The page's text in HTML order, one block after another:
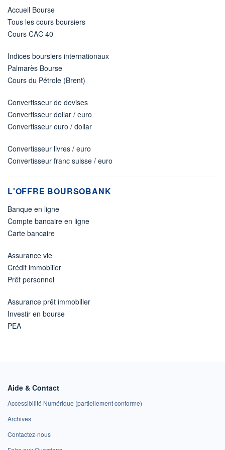
Accueil Bourse
Tous les cours boursiers
Cours CAC 40
Indices boursiers internationaux
Palmarès Bourse
Cours du Pétrole (Brent)
Convertisseur de devises
Convertisseur dollar / euro
Convertisseur euro / dollar
Convertisseur livres / euro
Convertisseur franc suisse / euro
L'OFFRE BOURSOBANK
Banque en ligne
Compte bancaire en ligne
Carte bancaire
Assurance vie
Crédit immobilier
Prêt personnel
Assurance prêt immobilier
Investir en bourse
PEA
Aide & Contact
Accessibilité Numérique (partiellement conforme)
Archives
Contactez-nous